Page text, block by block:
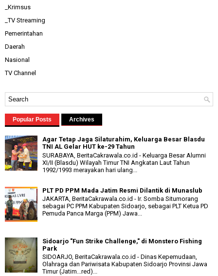
_Krimsus
_TV Streaming
Pemerintahan
Daerah
Nasional
TV Channel
Popular Posts Archives
Agar Tetap Jaga Silaturahim, Keluarga Besar Blasdu
TNI AL Gelar HUT ke-29 Tahun
SURABAYA, BeritaCakrawala.co.id - Keluarga Besar Alumni
XI/II (Blasdu) Wilayah Timur TNI Angkatan Laut Tahun
1992/1993 merayakan hari ulang...
PLT PD PPM Mada Jatim Resmi Dilantik di Munaslub
JAKARTA, BeritaCakrawala.co.id - Ir. Somba Situmorang
sebagai PC PPM Kabupaten Sidoarjo, sebagai PLT Ketua PD
Pemuda Panca Marga (PPM) Jawa...
Sidoarjo "Fun Strike Challenge," di Monstero Fishing
Park
SIDOARJO, BeritaCakrawala.co.id - Dinas Kepemudaan,
Olahraga dan Pariwisata Kabupaten Sidoarjo Provinsi Jawa
Timur (Jatim...red)...